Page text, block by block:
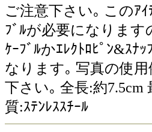
ご注意下さい｡ このｱｲ
ﾌﾞﾙが必要になります
ｹｰﾌﾞﾙかｴﾚｸﾄﾛﾋﾟﾝ&ｽﾅ
なります｡ 写真の使
下さい｡ 全長:約7.5cm
質:ｽﾃﾝﾚｽｽﾁｰﾙ